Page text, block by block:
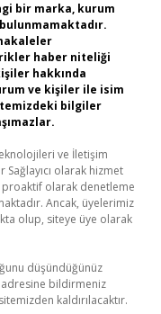
bir marka, kurum
haber niteliği
hakkında
ve kişiler ile isim
bilgiler
ve İletişim
Sağlayıcı olarak hizmet
olarak denetleme
Ancak, üyelerimiz
olup, siteye üye olarak
düşündüğünüz
adresine bildirmeniz
kaldırılacaktır.